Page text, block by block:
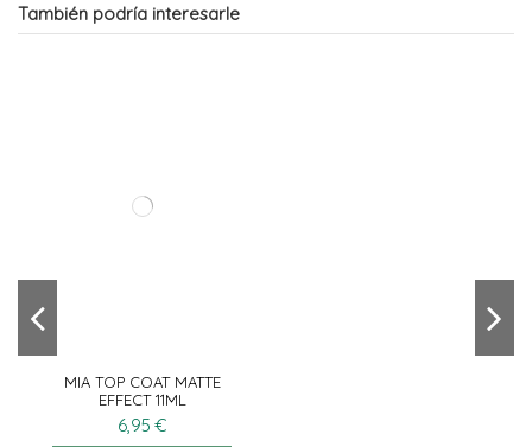
También podría interesarle
MIA TOP COAT MATTE
EFFECT 11ML
6,95 €